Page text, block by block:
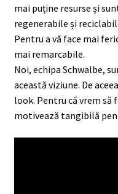
mai puține resurse și
regenerabile și
Pentru a vă face mai
mai remarcabile.
Noi, echipa Schwalbe,
această viziune. De
look. Pentru că vrem să
motivează tangibilă